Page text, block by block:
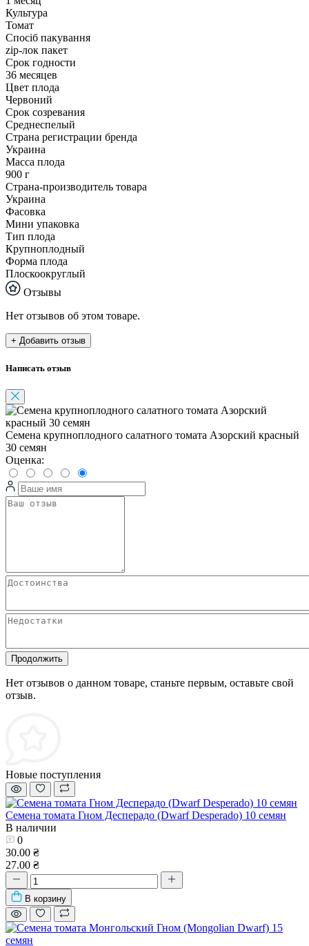
Культура
Томат
Спосіб пакування
zip-лок пакет
Срок годности
36 месяцев
Цвет плода
Червоний
Срок созревания
Среднеспелый
Страна регистрации бренда
Украина
Масса плода
900 г
Страна-производитель товара
Украина
Фасовка
Мини упаковка
Тип плода
Крупноплодный
Форма плода
Плоскоокруглый
Отзывы
Нет отзывов об этом товаре.
+ Добавить отзыв
Написать отзыв
Семена крупноплодного салатного томата Азорский красный
30 семян
Оценка:
Продолжить
Нет отзывов о данном товаре, станьте первым, оставьте свой
отзыв.
Новые поступления
Семена томата Гном Десперадо (Dwarf Desperado) 10 семян
В наличии
0
30.00 ₴
27.00 ₴
В корзину